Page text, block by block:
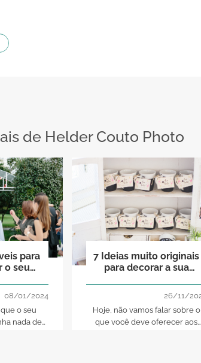
de Helder Couto Photo
para
o seu
vão
08/01/2024
o seu
nada de
7 Ideias muito originais
para decorar a sua
de casamento!
26/11/
Hoje, não vamos falar sobre o
que você deve oferecer aos